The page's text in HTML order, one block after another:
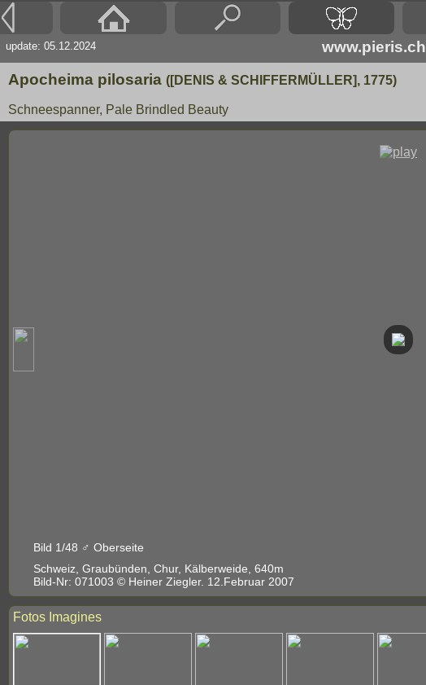
update: 05.12.2024
www.pieris.ch
Apocheima pilosaria ([DENIS & SCHIFFERMÜLLER], 1775)
Schneespanner, Pale Brindled Beauty
Bild 1/48 ♂ Oberseite
Schweiz, Graubünden, Chur, Kälberweide, 640m
Bild-Nr: 071003 © Heiner Ziegler. 12.Februar 2007
Fotos Imagines